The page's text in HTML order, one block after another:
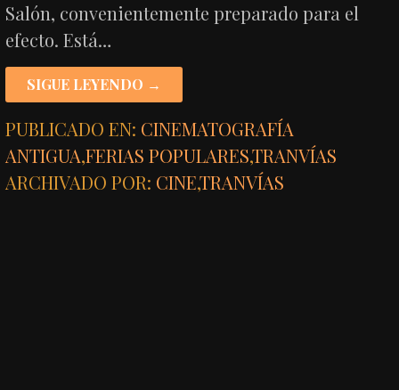
Salón, convenientemente preparado para el
efecto. Está…
SIGUE LEYENDO →
PUBLICADO EN: CINEMATOGRAFÍA
ANTIGUA,FERIAS POPULARES,TRANVÍAS
ARCHIVADO POR: CINE,TRANVÍAS